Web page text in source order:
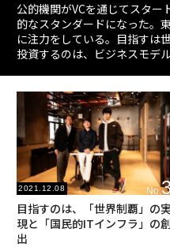
公的機関がVCを通じてスタ
的なスタンダードになった。
に注力をしている。目指すは
投資するのは、ビジネスモデ
2021.12.08 No.
目指すのは、「世界制覇」の
現と「国民的ITインフラ」の創
出